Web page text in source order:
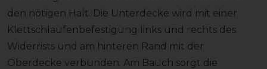
den nötigen Halt. Die Unterdecke wird mit einer
Klettschlaufenbefestigung links und rechts des
Widerrists und am hinteren Rand mit der
Oberdecke verbunden. Am Bauch sorgt die